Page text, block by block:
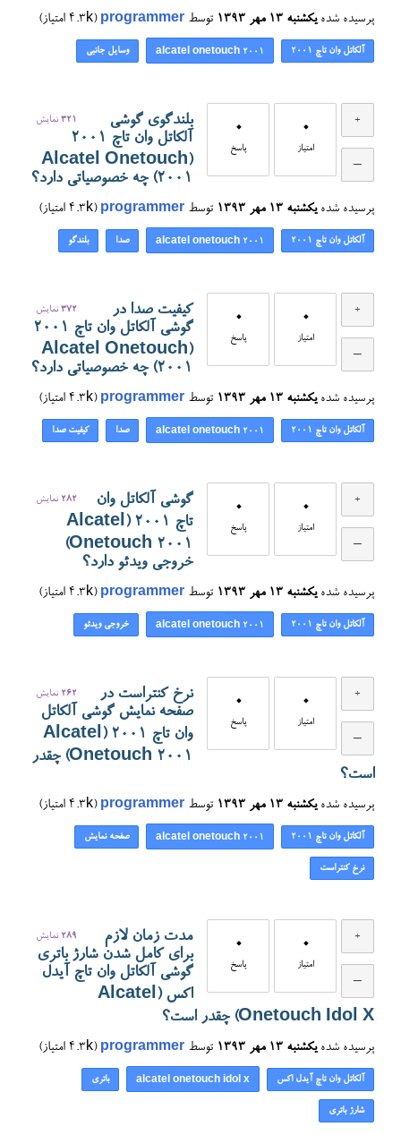
پرسیده شده یکشنبه ۱۳ مهر ۱۳۹۳ توسط programmer
(
4.3k امتیاز)
آلکاتل وان تاچ ۲۰۰۱ alcatel onetouch 2001 وسایل جانبی
0
امتیاز
0
پاسخ
321 نمایش
بلندگوی گوشی
آلکاتل وان تاچ ۲۰۰۱
(Alcatel Onetouch
2001) چه خصوصیاتی دارد؟
پرسیده شده یکشنبه ۱۳ مهر ۱۳۹۳ توسط programmer
(
4.3k امتیاز)
آلکاتل وان تاچ ۲۰۰۱ alcatel onetouch 2001 صدا بلندگو
0
امتیاز
0
پاسخ
372 نمایش
کیفیت صدا در
گوشی آلکاتل وان تاچ ۲۰۰۱
(Alcatel Onetouch
2001) چه خصوصیاتی دارد؟
پرسیده شده یکشنبه ۱۳ مهر ۱۳۹۳ توسط programmer
(
4.3k امتیاز)
آلکاتل وان تاچ ۲۰۰۱ alcatel onetouch 2001 صدا کیفیت صدا
0
امتیاز
0
پاسخ
282 نمایش
گوشی آلکاتل وان
تاچ ۲۰۰۱ (Alcatel
Onetouch 2001)
خروجی ویدئو دارد؟
پرسیده شده یکشنبه ۱۳ مهر ۱۳۹۳ توسط programmer
(
4.3k امتیاز)
آلکاتل وان تاچ ۲۰۰۱ alcatel onetouch 2001 خروجی ویدئو
0
امتیاز
0
پاسخ
262 نمایش
نرخ کنتراست در
صفحه نمایش گوشی آلکاتل
وان تاچ ۲۰۰۱ (Alcatel
Onetouch 2001) چقدر
است؟
پرسیده شده یکشنبه ۱۳ مهر ۱۳۹۳ توسط programmer
(
4.3k امتیاز)
آلکاتل وان تاچ ۲۰۰۱ alcatel onetouch 2001 صفحه نمایش
نرخ کنتراست
0
امتیاز
0
پاسخ
289 نمایش
مدت زمان لازم
برای کامل شدن شارژ باتری
گوشی آلکاتل وان تاچ آیدل
اکس (Alcatel
Onetouch Idol X) چقدر است؟
پرسیده شده یکشنبه ۱۳ مهر ۱۳۹۳ توسط programmer
(
4.3k امتیاز)
آلکاتل وان تاچ آیدل اکس alcatel onetouch idol x باتری
شارژ باتری